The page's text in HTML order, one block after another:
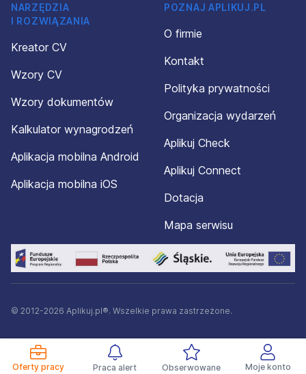
Oferty pracy Praca alert Obserwowane Moje konto
NARZĘDZIA
I ROZWIĄZANIA
Kreator CV
Wzory CV
Wzory dokumentów
Kalkulator wynagrodzeń
Aplikacja mobilna Android
Aplikacja mobilna iOS
POZNAJ APLIKUJ.PL
O firmie
Kontakt
Polityka prywatności
Organizacja wydarzeń
Aplikuj Check
Aplikuj Connect
Dotacja
Mapa serwisu
© 2012-2026 Aplikuj.pl®. Wszelkie prawa zastrzeżone.